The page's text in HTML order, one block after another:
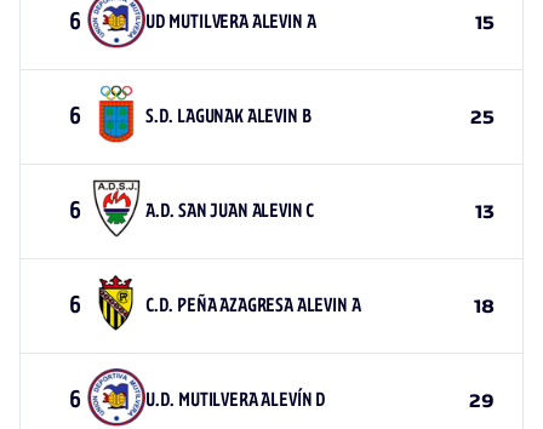
6 UD MUTILVERA ALEVIN A 15
6 S.D. LAGUNAK ALEVIN B 25
6 A.D. SAN JUAN ALEVIN C 13
6 C.D. PEÑA AZAGRESA ALEVIN A 18
6 U.D. MUTILVERA ALEVÍN D 29